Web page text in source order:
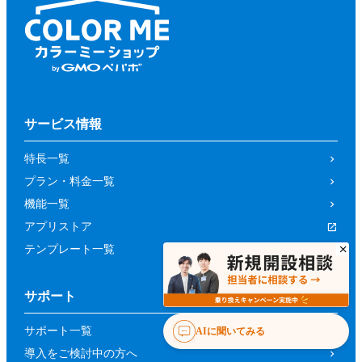
サービス情報
特長一覧
プラン・料金一覧
機能一覧
アプリストア
テンプレート一覧
サポート
サポート一覧
導入をご検討中の方へ
AIに聞いてみる